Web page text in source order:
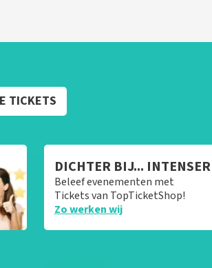
TICKETS
DICHTER BIJ...
Beleef evenementen met
Tickets van TopTicketShop!
Zo werken wij